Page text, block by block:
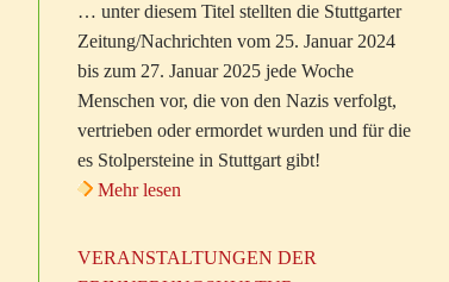
… unter diesem Titel stellten die Stuttgarter
Zeitung/Nachrichten vom 25. Januar 2024
bis zum 27. Januar 2025 jede Woche
Menschen vor, die von den Nazis verfolgt,
vertrieben oder ermordet wurden und für die
es Stolpersteine in Stuttgart gibt!
Mehr lesen
VERANSTALTUNGEN DER